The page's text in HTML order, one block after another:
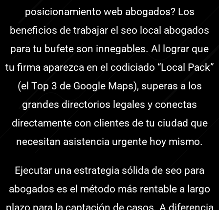
posicionamiento web abogados? Los
beneficios de trabajar el seo local abogados
para tu bufete son innegables. Al lograr que
tu firma aparezca en el codiciado “Local Pack”
(el Top 3 de Google Maps), superas a los
grandes directorios legales y conectas
directamente con clientes de tu ciudad que
necesitan asistencia urgente hoy mismo.
Ejecutar una estrategia sólida de seo para
abogados es el método más rentable a largo